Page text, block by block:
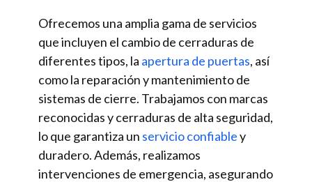
Ofrecemos una amplia gama de servicios
que incluyen el cambio de cerraduras de
diferentes tipos, la apertura de puertas, así
como la reparación y mantenimiento de
sistemas de cierre. Trabajamos con marcas
reconocidas y cerraduras de alta seguridad,
lo que garantiza un servicio confiabley
duradero. Además, realizamos
intervenciones de emergencia, asegurando